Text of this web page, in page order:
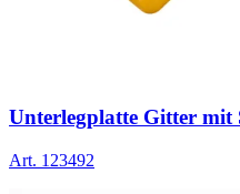
Unterlegplatte Gitter mit
Art. 123492